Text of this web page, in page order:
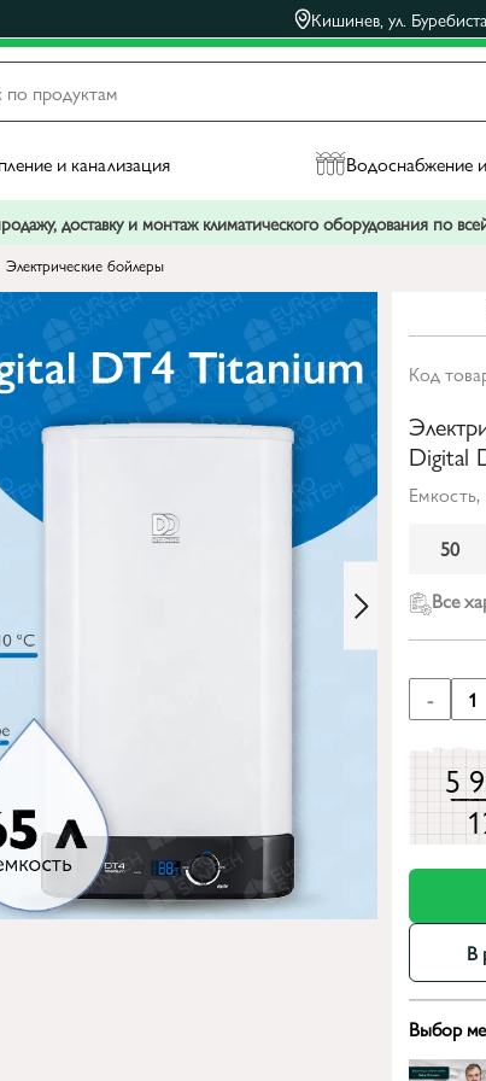
Кишинев, ул.
и канализация Водоснабжение
доставку и монтаж климатического оборудования по
Электрические бойлеры
Код
Digital
Емкость,
50
Все
- 1
5
В
Выбор